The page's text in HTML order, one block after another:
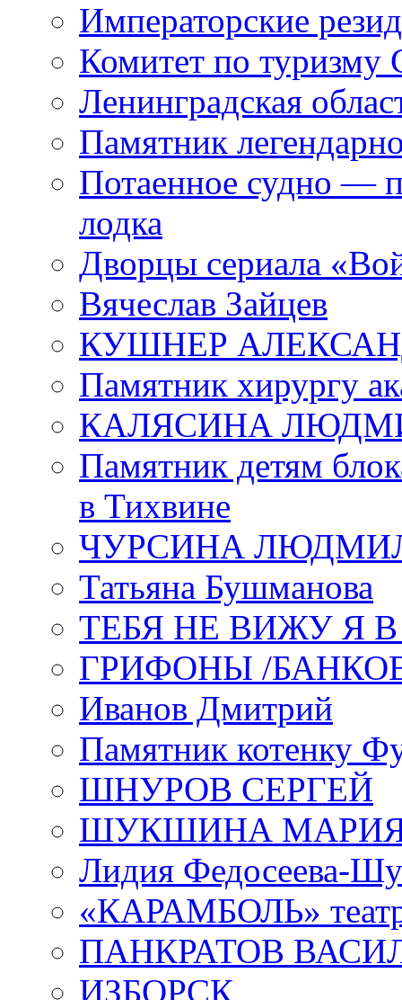
Императорские
Комитет по туризму
Ленинградская
Памятник
Потаенное судно —
лодка
Дворцы сериала
Вячеслав Зайцев
КУШНЕР
Памятник хирургу
КАЛЯСИНА
Памятник детям
в Тихвине
ЧУРСИНА
Татьяна Бушманова
ТЕБЯ НЕ ВИЖУ Я
ГРИФОНЫ /
Иванов Дмитрий
Памятник котенку
ШНУРОВ СЕРГЕЙ
ШУКШИНА
Лидия Федосеева-
«КАРАМБОЛЬ»
ПАНКРАТОВ
ИЗБОРСК